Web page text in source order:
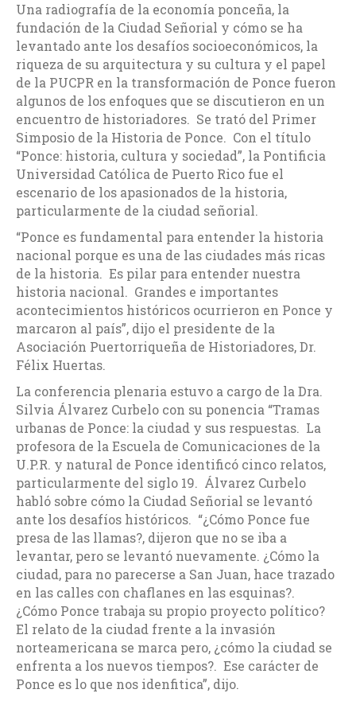
Una radiografía de la economía ponceña, la
fundación de la Ciudad Señorial y cómo se ha
levantado ante los desafíos socioeconómicos, la
riqueza de su arquitectura y su cultura y el papel
de la PUCPR en la transformación de Ponce fueron
algunos de los enfoques que se discutieron en un
encuentro de historiadores. Se trató del Primer
Simposio de la Historia de Ponce. Con el título
“Ponce: historia, cultura y sociedad”, la Pontificia
Universidad Católica de Puerto Rico fue el
escenario de los apasionados de la historia,
particularmente de la ciudad señorial.
“Ponce es fundamental para entender la historia
nacional porque es una de las ciudades más ricas
de la historia. Es pilar para entender nuestra
historia nacional. Grandes e importantes
acontecimientos históricos ocurrieron en Ponce y
marcaron al país”, dijo el presidente de la
Asociación Puertorriqueña de Historiadores, Dr.
Félix Huertas.
La conferencia plenaria estuvo a cargo de la Dra.
Silvia Álvarez Curbelo con su ponencia “Tramas
urbanas de Ponce: la ciudad y sus respuestas. La
profesora de la Escuela de Comunicaciones de la
U.P.R. y natural de Ponce identificó cinco relatos,
particularmente del siglo 19. Álvarez Curbelo
habló sobre cómo la Ciudad Señorial se levantó
ante los desafíos históricos. “¿Cómo Ponce fue
presa de las llamas?, dijeron que no se iba a
levantar, pero se levantó nuevamente. ¿Cómo la
ciudad, para no parecerse a San Juan, hace trazado
en las calles con chaflanes en las esquinas?.
¿Cómo Ponce trabaja su propio proyecto político?
El relato de la ciudad frente a la invasión
norteamericana se marca pero, ¿cómo la ciudad se
enfrenta a los nuevos tiempos?. Ese carácter de
Ponce es lo que nos idenfitica”, dijo.